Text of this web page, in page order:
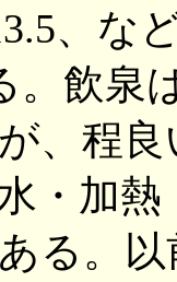
、な
。飲泉
、程
・加
る。